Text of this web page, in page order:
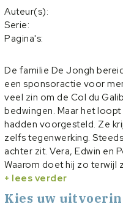
Auteur(s):
Serie:
Pagina's:
De familie De Jongh
een sponsoractie voor
veel zin om de Col du
bedwingen. Maar het
hadden voorgesteld. Ze
zelfs tegenwerking.
achter zit. Vera, Edwin en
Waarom doet hij zo terwijl
goed doel? Wat bezielt
Lees je graag een
+ lees verder
Kies uw